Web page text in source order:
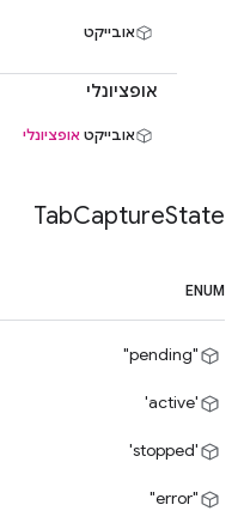
אובייקט
אופציונלי
אובייקט אופציונלי
TabCaptureState
ENUM
"pending"
'active'
'stopped'
"error"